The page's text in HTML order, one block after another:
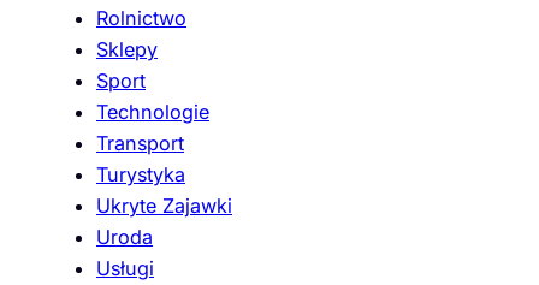
Rolnictwo
Sklepy
Sport
Technologie
Transport
Turystyka
Ukryte Zajawki
Uroda
Usługi